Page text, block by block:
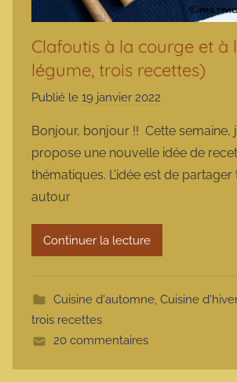
Clafoutis à la courge et à
légume, trois recettes)
Publié le 19 janvier 2022
r
m
a
t
e
Bonjour, bonjour !! Cette semaine,
propose une nouvelle idée de
thématiques. L’idée est de
autour
Continuer la lecture
Cuisine d'automne, Cuisine d'hiver
trois recettes
20 commentaires